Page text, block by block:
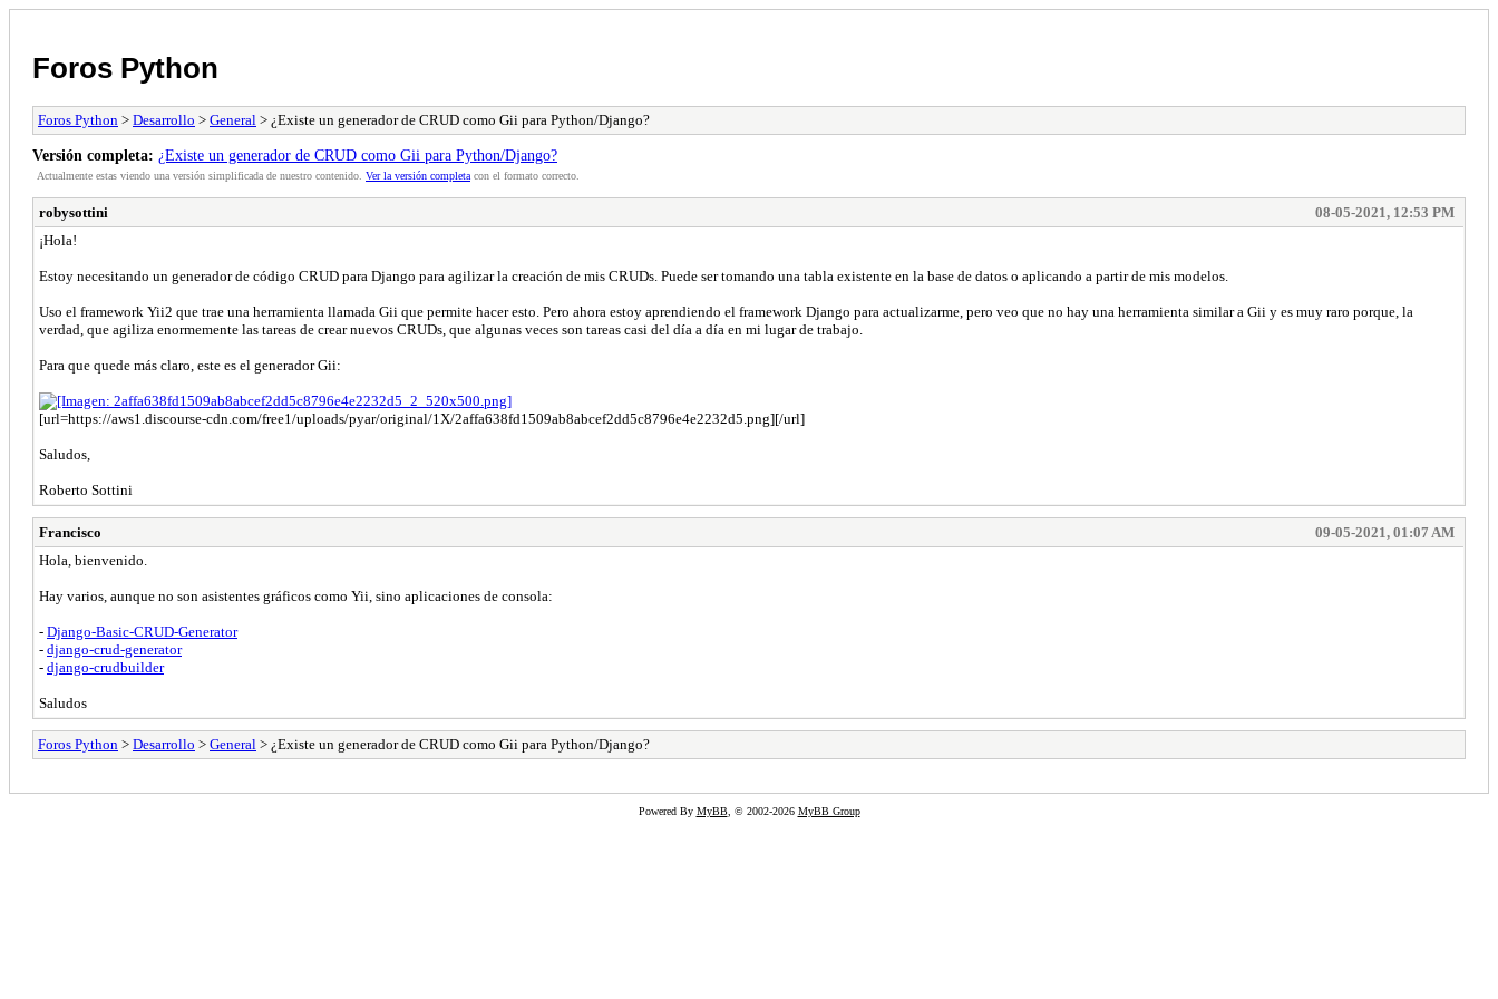
Foros Python
Foros Python > Desarrollo > General > ¿Existe un generador de CRUD como Gii para Python/Django?
Versión completa: ¿Existe un generador de CRUD como Gii para Python/Django?
Actualmente estas viendo una versión simplificada de nuestro contenido. Ver la versión completa con el formato correcto.
robysottini
08-05-2021, 12:53 PM
¡Hola!
Estoy necesitando un generador de código CRUD para Django para agilizar la creación de mis CRUDs. Puede ser tomando una tabla existente en la base de datos o aplicando a partir de mis modelos.
Uso el framework Yii2 que trae una herramienta llamada Gii que permite hacer esto. Pero ahora estoy aprendiendo el framework Django para actualizarme, pero veo que no hay una herramienta similar a Gii y es muy raro porque, la
verdad, que agiliza enormemente las tareas de crear nuevos CRUDs, que algunas veces son tareas casi del día a día en mi lugar de trabajo.
Para que quede más claro, este es el generador Gii:
[url=https://aws1.discourse-cdn.com/free1/uploads/pyar/original/1X/2affa638fd1509ab8abcef2dd5c8796e4e2232d5.png][/url]
Saludos,
Roberto Sottini
Francisco
09-05-2021, 01:07 AM
Hola, bienvenido.
Hay varios, aunque no son asistentes gráficos como Yii, sino aplicaciones de consola:
- Django-Basic-CRUD-Generator
- django-crud-generator
- django-crudbuilder
Saludos
Foros Python > Desarrollo > General > ¿Existe un generador de CRUD como Gii para Python/Django?
Powered By MyBB, © 2002-2026 MyBB Group